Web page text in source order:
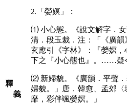
釋
義
2.「嫈嫇」：
⑴ 小心態。《說文解字．女
清．段玉裁．注：「《廣韻
玄應引《字林》：『嫈嫇，
下之『小心態也』。……疑
⑵ 新婦貌。《廣韻．平聲
婦貌。」唐．韓愈、孟郊
靡，彩伴颯嫈嫇。」